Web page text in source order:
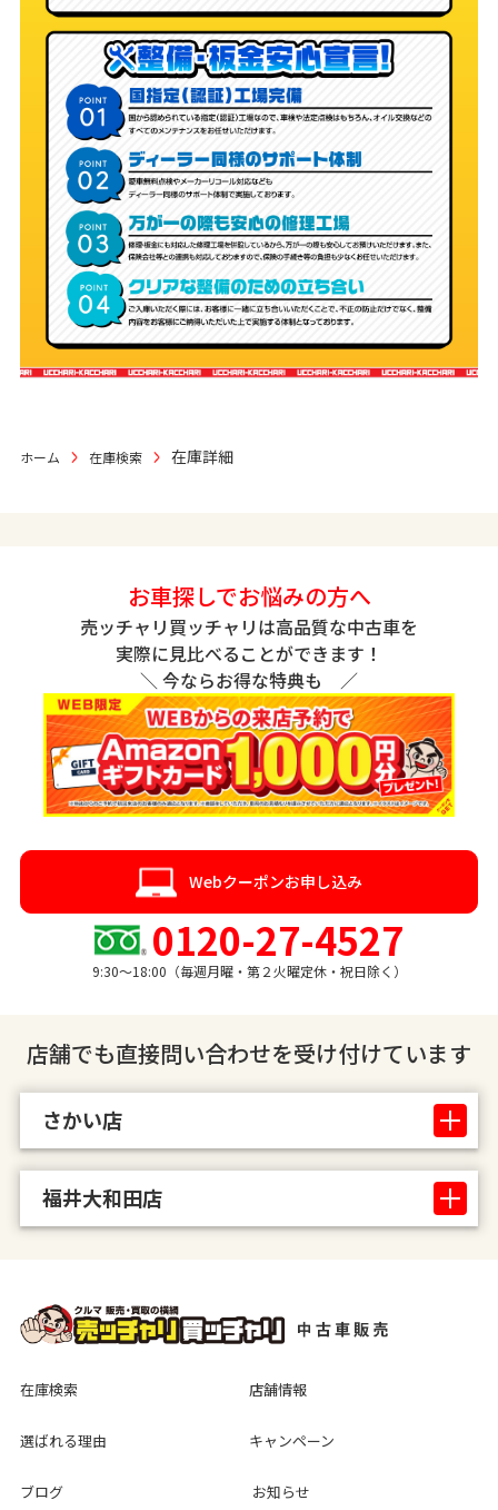
ホーム 在庫検索 在庫詳細
お車探しでお悩みの方へ
売ッチャリ買ッチャリは高品質な中古車を
実際に見比べることができます！
＼ 今ならお得な特典も ／
Webクーポンお申し込み
0120-27-4527
9:30〜18:00（毎週月曜・第２火曜定休・祝日除く）
店舗でも直接問い合わせを受け付けています
さかい店
福井大和田店
在庫検索 店舗情報
選ばれる理由 キャンペーン
ブログ お知らせ